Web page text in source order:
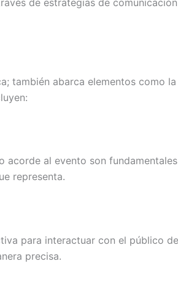
también abarca elementos como
acorde al evento son
representa.
para interactuar con el público
precisa.